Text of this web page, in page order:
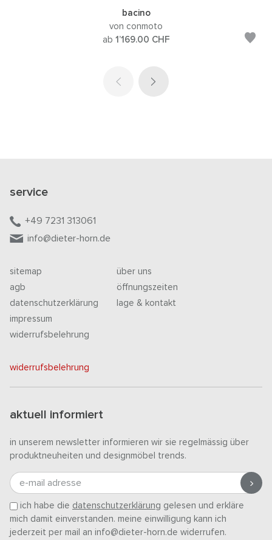
bacino
von conmoto
ab 1’169.00 CHF
service
+49 7231 313061
info@dieter-horn.de
sitemap
agb
datenschutzerklärung
impressum
widerrufsbelehrung
über uns
öffnungszeiten
lage & kontakt
widerrufsbelehrung
aktuell informiert
in unserem newsletter informieren wir sie regelmässig über
produktneuheiten und designmöbel trends.
e-mail adresse
ich habe die datenschutzerklärung gelesen und erkläre
mich damit einverstanden. meine einwilligung kann ich
jederzeit per mail an info@dieter-horn.de widerrufen.